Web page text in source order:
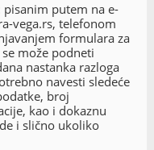
putem na e-
vega.rs, telefonom
formulara za
može podneti
nastanka razloga
navesti sledeće
broj
kao i dokaznu
i slično ukoliko